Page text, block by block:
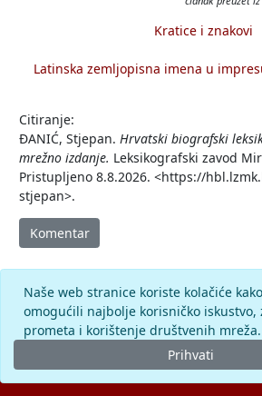
Kratice i znakovi
Latinska zemljopisna imena u
Citiranje:
ĐANIĆ, Stjepan. Hrvatski biografski
mrežno izdanje. Leksikografski zavod
Pristupljeno 8.8.2026. <https://
stjepan>.
Komentar
Naše web stranice koriste kolačiće
omogućili najbolje korisničko iskustvo,
prometa i korištenje društvenih mreža.
Prihvati
© 2026.Leksikografski zavodMiroslav